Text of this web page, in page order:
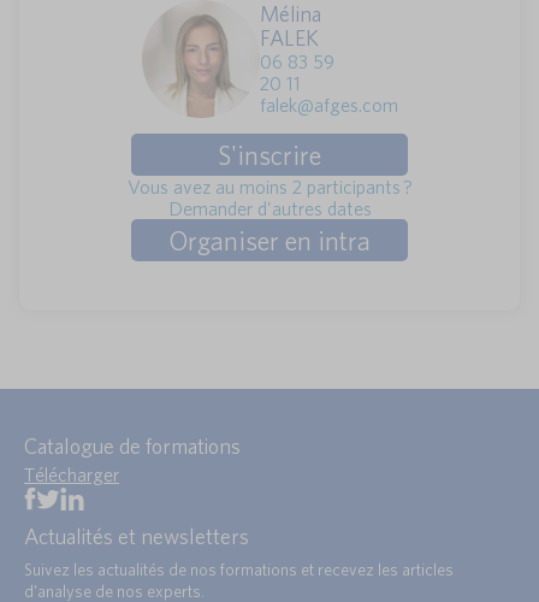
Mélina
FALEK
06 83 59
20 11
falek@afges.com
S'inscrire
Vous avez au moins 2 participants ?
Demander d'autres dates
Organiser en intra
Catalogue de formations
Télécharger
Actualités et newsletters
Suivez les actualités de nos formations et recevez les articles
d’analyse de nos experts.